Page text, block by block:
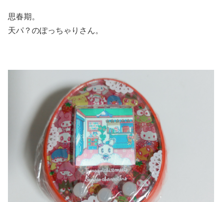
思春期。
天パ？のぽっちゃりさん。